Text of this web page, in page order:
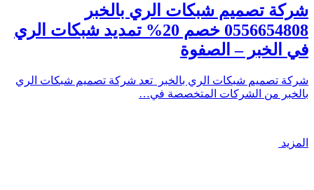
شركة تصميم شبكات الري بالخبر
0556654808 خصم 20% تمديد شبكات الري
في الخبر – الصفوة
شركة تصميم شبكات الري بالخبر تعد شركة تصميم شبكات الري
بالخبر من الشركات المتخصصة في…
المزيد